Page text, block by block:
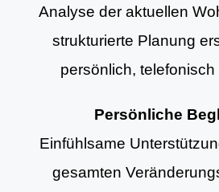
Analyse der aktuellen
strukturierte Planung
persönlich,
Persönliche
Einfühlsame
gesamten